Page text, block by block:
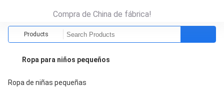
Compra de China de fábrica!
Products
Ropa para niños pequeños
Ropa de niñas pequeñas